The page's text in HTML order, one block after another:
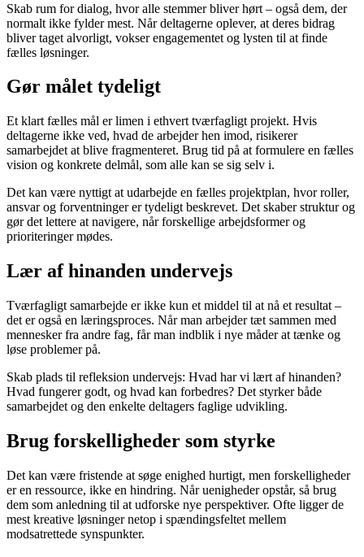
Skab rum for dialog, hvor alle stemmer bliver hørt – også dem, der
normalt ikke fylder mest. Når deltagerne oplever, at deres bidrag
bliver taget alvorligt, vokser engagementet og lysten til at finde
fælles løsninger.
Gør målet tydeligt
Et klart fælles mål er limen i ethvert tværfagligt projekt. Hvis
deltagerne ikke ved, hvad de arbejder hen imod, risikerer
samarbejdet at blive fragmenteret. Brug tid på at formulere en fælles
vision og konkrete delmål, som alle kan se sig selv i.
Det kan være nyttigt at udarbejde en fælles projektplan, hvor roller,
ansvar og forventninger er tydeligt beskrevet. Det skaber struktur og
gør det lettere at navigere, når forskellige arbejdsformer og
prioriteringer mødes.
Lær af hinanden undervejs
Tværfagligt samarbejde er ikke kun et middel til at nå et resultat –
det er også en læringsproces. Når man arbejder tæt sammen med
mennesker fra andre fag, får man indblik i nye måder at tænke og
løse problemer på.
Skab plads til refleksion undervejs: Hvad har vi lært af hinanden?
Hvad fungerer godt, og hvad kan forbedres? Det styrker både
samarbejdet og den enkelte deltagers faglige udvikling.
Brug forskelligheder som styrke
Det kan være fristende at søge enighed hurtigt, men forskelligheder
er en ressource, ikke en hindring. Når uenigheder opstår, så brug
dem som anledning til at udforske nye perspektiver. Ofte ligger de
mest kreative løsninger netop i spændingsfeltet mellem
modsatrettede synspunkter.